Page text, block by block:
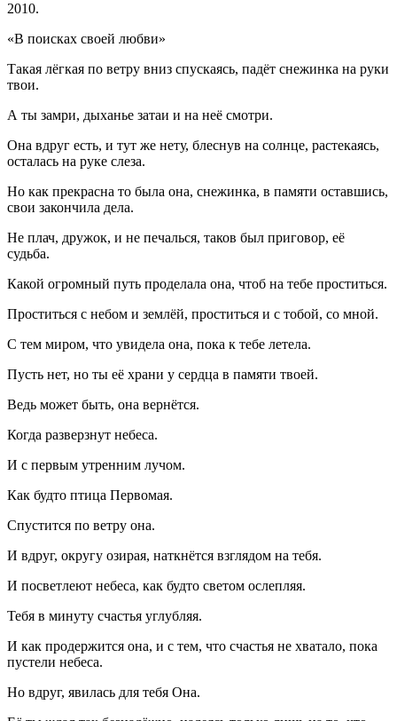
2010.
«В поисках своей любви»
Такая лёгкая по ветру вниз спускаясь, падёт снежинка на руки
твои.
А ты замри, дыханье затаи и на неё смотри.
Она вдруг есть, и тут же нету, блеснув на солнце, растекаясь,
осталась на руке слеза.
Но как прекрасна то была она, снежинка, в памяти оставшись,
свои закончила дела.
Не плач, дружок, и не печалься, таков был приговор, её
судьба.
Какой огромный путь проделала она, чтоб на тебе проститься.
Проститься с небом и землёй, проститься и с тобой, со мной.
С тем миром, что увидела она, пока к тебе летела.
Пусть нет, но ты её храни у сердца в памяти твоей.
Ведь может быть, она вернётся.
Когда разверзнут небеса.
И с первым утренним лучом.
Как будто птица Первомая.
Спустится по ветру она.
И вдруг, округу озирая, наткнётся взглядом на тебя.
И посветлеют небеса, как будто светом ослепляя.
Тебя в минуту счастья углубляя.
И как продержится она, и с тем, что счастья не хватало, пока
пустели небеса.
Но вдруг, явилась для тебя Она.